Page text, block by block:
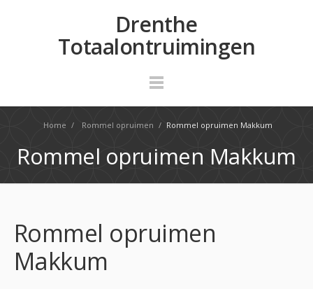
Drenthe
Totaalontruimingen
Home / Rommel opruimen / Rommel opruimen Makkum
Rommel opruimen Makkum
Rommel opruimen
Makkum